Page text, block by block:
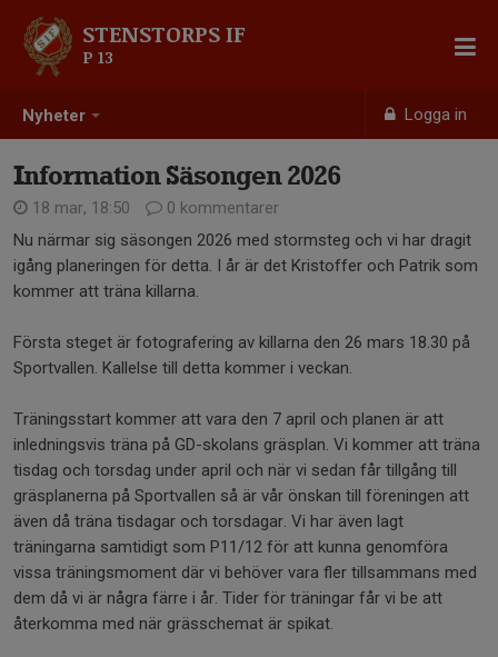
Nyheter Logga in
STENSTORPS IF
P 13
Information Säsongen 2026
18 mar, 18:50
0 kommentarer
Nu närmar sig säsongen 2026 med stormsteg och vi har dragit
igång planeringen för detta. I år är det Kristoffer och Patrik som
kommer att träna killarna.
Första steget är fotografering av killarna den 26 mars 18.30 på
Sportvallen. Kallelse till detta kommer i veckan.
Träningsstart kommer att vara den 7 april och planen är att
inledningsvis träna på GD-skolans gräsplan. Vi kommer att träna
tisdag och torsdag under april och när vi sedan får tillgång till
gräsplanerna på Sportvallen så är vår önskan till föreningen att
även då träna tisdagar och torsdagar. Vi har även lagt
träningarna samtidigt som P11/12 för att kunna genomföra
vissa träningsmoment där vi behöver vara fler tillsammans med
dem då vi är några färre i år. Tider för träningar får vi be att
återkomma med när grässchemat är spikat.